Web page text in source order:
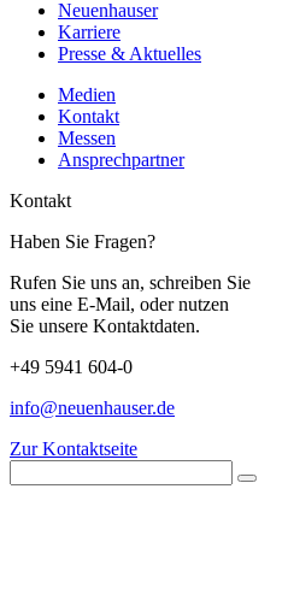
Neuenhauser
Karriere
Presse & Aktuelles
Medien
Kontakt
Messen
Ansprechpartner
Kontakt
Haben Sie Fragen?
Rufen Sie uns an, schreiben Sie
uns eine E-Mail, oder nutzen
Sie unsere Kontaktdaten.
+49 5941 604-0
info@neuenhauser.de
Zur Kontaktseite